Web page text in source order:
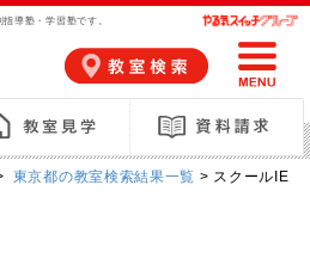
導塾・学習塾です。
東京都の教室検索結果一覧 > スクールIE